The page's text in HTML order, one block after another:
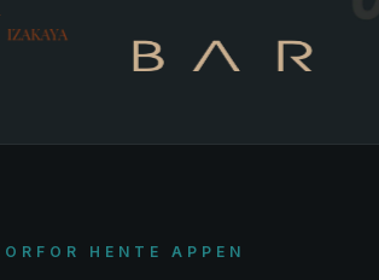
HENTE APPEN